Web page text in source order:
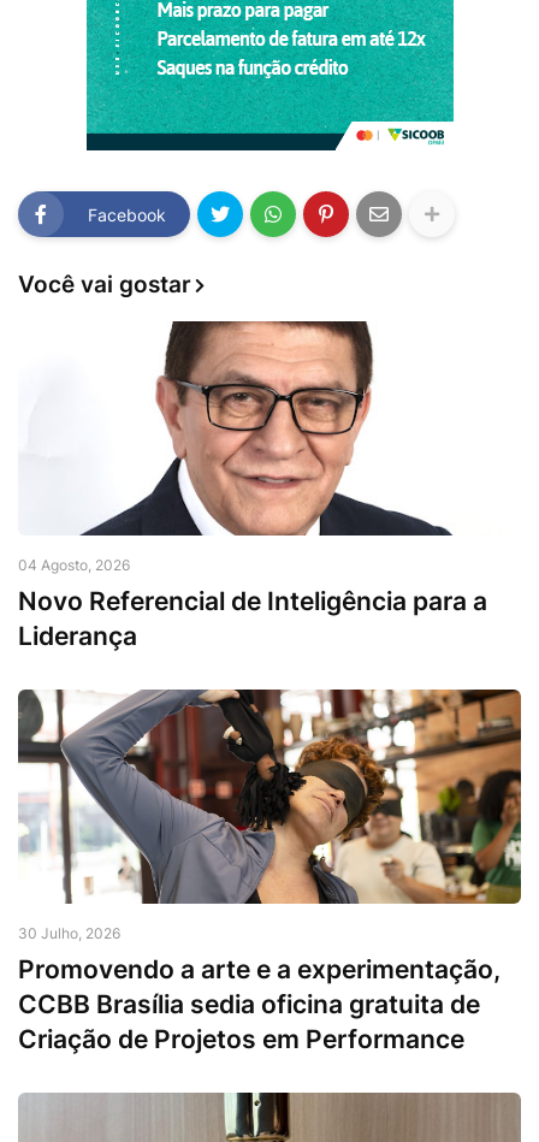
Facebook
Você vai gostar
04 Agosto, 2026
Novo Referencial de Inteligência para a
Liderança
30 Julho, 2026
Promovendo a arte e a experimentação,
CCBB Brasília sedia oficina gratuita de
Criação de Projetos em Performance